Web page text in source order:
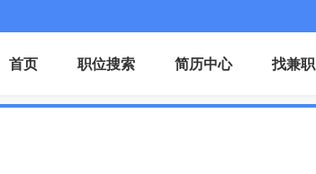
首页 职位搜索 简历中心 找兼职